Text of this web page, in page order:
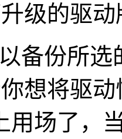
级的驱动
备份所
想将驱
用场了，